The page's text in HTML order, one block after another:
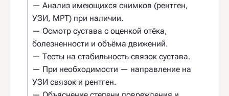
— Анализ имеющихся снимков (рентген,
УЗИ, МРТ) при наличии.
— Осмотр сустава с оценкой отёка,
болезненности и объёма движений.
— Тесты на стабильность связок сустава.
— При необходимости — направление на
УЗИ связок и рентген.